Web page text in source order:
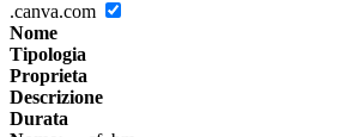
.canva.com
Nome
Tipologia
Proprieta
Descrizione
Durata